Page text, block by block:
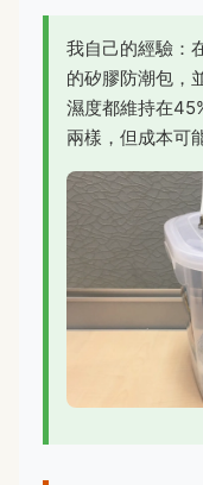
我自己的經驗：
的矽膠防潮包，
濕度都維持在
兩樣，但成本可